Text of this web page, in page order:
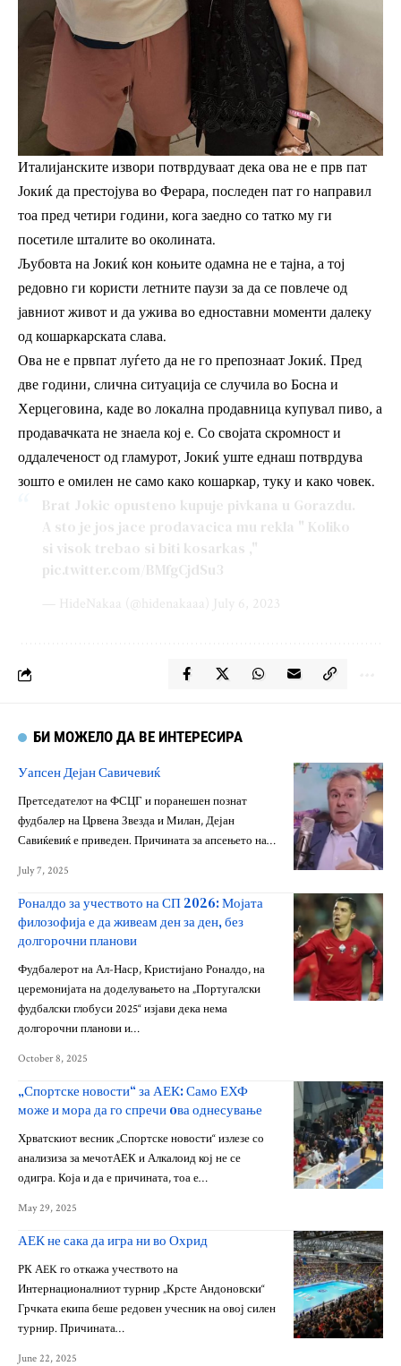
Италијанските извори потврдуваат дека ова не е прв пат
Јокиќ да престојува во Ферара, последен пат го направил
тоа пред четири години, кога заедно со татко му ги
посетиле шталите во околината.
Љубовта на Јокиќ кон коњите одамна не е тајна, а тој
редовно ги користи летните паузи за да се повлече од
јавниот живот и да ужива во едноставни моменти далеку
од кошаркарската слава.
Ова не е првпат луѓето да не го препознаат Јокиќ. Пред
две години, слична ситуација се случила во Босна и
Херцеговина, каде во локална продавница купувал пиво, а
продавачката не знаела кој е. Со својата скромност и
оддалеченост од гламурот, Јокиќ уште еднаш потврдува
зошто е омилен не само како кошаркар, туку и како човек.
Brat Jokic opusteno kupuje pivkana u Gorazdu.
A sto je jos jace prodavacica mu rekla " Koliko
si visok trebao si biti kosarkas ,"
pic.twitter.com/BMfgCjdSu3
— HideNakaa (@hidenakaaa) July 6, 2023
БИ МОЖЕЛО ДА ВЕ ИНТЕРЕСИРА
Уапсен Дејан Савичевиќ
Претседателот на ФСЦГ и поранешен познат
фудбалер на Црвена Звезда и Милан, Дејан
Савиќевиќ е приведен. Причината за апсењето на…
July 7, 2025
Роналдо за учеството на СП 2026: Мојата
филозофија е да живеам ден за ден, без
долгорочни планови
Фудбалерот на Ал-Наср, Кристијано Роналдо, на
церемонијата на доделувањето на „Португалски
фудбалски глобуси 2025“ изјави дека нема
долгорочни планови и…
October 8, 2025
„Спортске новости“ за АЕК: Само ЕХФ
може и мора да го спречи oва однесување
Хрватскиот весник „Спортске новости“ излезе со
анализиза за мечотАЕК и Алкалоид кој не се
одигра. Која и да е причината, тоа е…
May 29, 2025
АЕК не сака да игра ни во Охрид
РК АEK го откажа учеството на
Интернационалниот турнир „Крсте Андоновски“
Грчката екипа беше редовен учесник на овој силен
турнир. Причината…
June 22, 2025